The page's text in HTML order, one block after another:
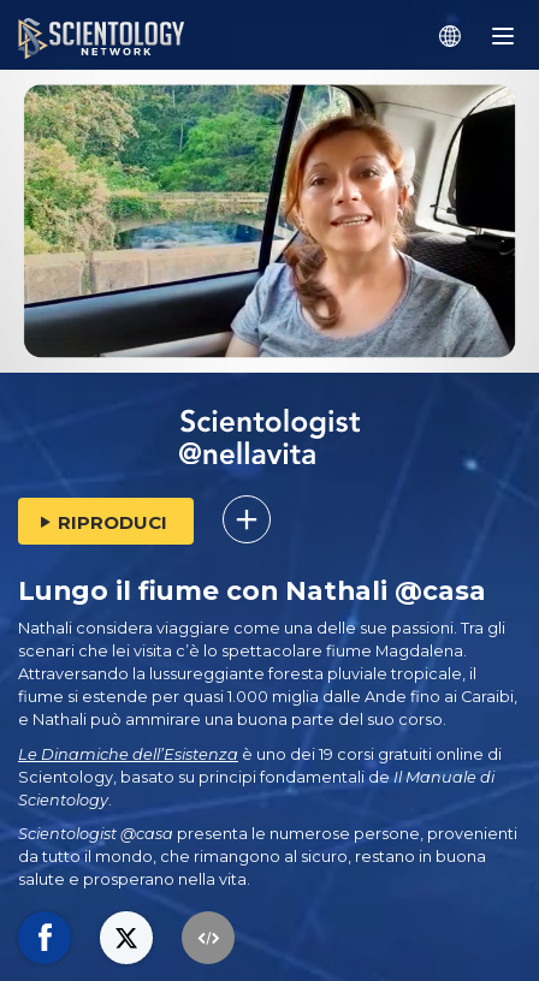
RIPRODUCI
Lungo il fiume con Nathali @casa
Nathali considera viaggiare come una delle sue passioni. Tra gli
scenari che lei visita c’è lo spettacolare fiume Magdalena.
Attraversando la lussureggiante foresta pluviale tropicale, il
fiume si estende per quasi 1.000 miglia dalle Ande fino ai Caraibi,
e Nathali può ammirare una buona parte del suo corso.
Le Dinamiche dell’Esistenza è uno dei 19 corsi gratuiti online di
Scientology, basato su principi fondamentali de Il Manuale di
Scientology.
Scientologist @casa presenta le numerose persone, provenienti
da tutto il mondo, che rimangono al sicuro, restano in buona
salute e prosperano nella vita.